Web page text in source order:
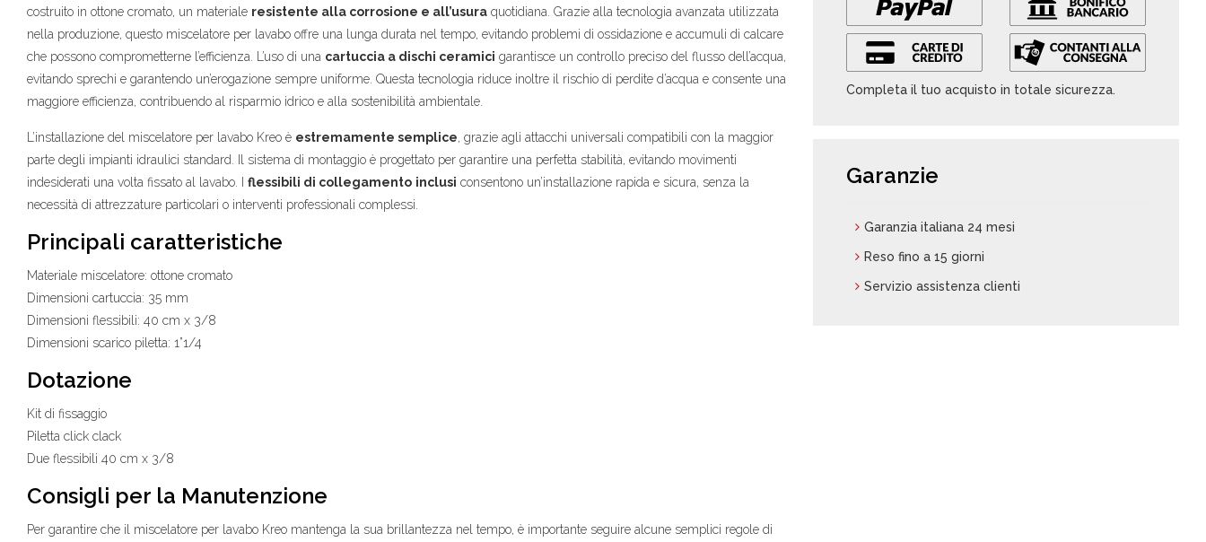
costruito in ottone cromato, un materiale resistente alla corrosione e all’usura quotidiana. Grazie alla tecnologia avanzata utilizzata
nella produzione, questo miscelatore per lavabo offre una lunga durata nel tempo, evitando problemi di ossidazione e accumuli di calcare
che possono comprometterne l’efficienza. L’uso di una cartuccia a dischi ceramici garantisce un controllo preciso del flusso dell’acqua,
evitando sprechi e garantendo un’erogazione sempre uniforme. Questa tecnologia riduce inoltre il rischio di perdite d’acqua e consente una
maggiore efficienza, contribuendo al risparmio idrico e alla sostenibilità ambientale.
L’installazione del miscelatore per lavabo Kreo è estremamente semplice, grazie agli attacchi universali compatibili con la maggior
parte degli impianti idraulici standard. Il sistema di montaggio è progettato per garantire una perfetta stabilità, evitando movimenti
indesiderati una volta fissato al lavabo. I flessibili di collegamento inclusi consentono un’installazione rapida e sicura, senza la
necessità di attrezzature particolari o interventi professionali complessi.
Principali caratteristiche
Materiale miscelatore: ottone cromato
Dimensioni cartuccia: 35 mm
Dimensioni flessibili: 40 cm x 3/8
Dimensioni scarico piletta: 1”1/4
Dotazione
Kit di fissaggio
Piletta click clack
Due flessibili 40 cm x 3/8
Consigli per la Manutenzione
Per garantire che il miscelatore per lavabo Kreo mantenga la sua brillantezza nel tempo, è importante seguire alcune semplici regole di
Completa il tuo acquisto in totale sicurezza.
Garanzie
Garanzia italiana 24 mesi
Reso fino a 15 giorni
Servizio assistenza clienti